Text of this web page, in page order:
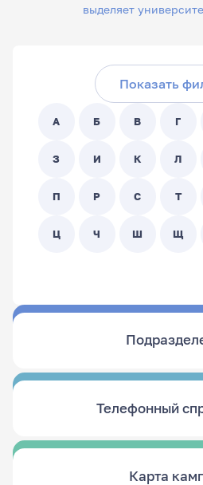
выделяет
Показать
Поиск по ФИО сотрудника:
А Б В Г
З И К Л
П Р С Т
Ц Ч Ш Щ
Телефонный
Карта